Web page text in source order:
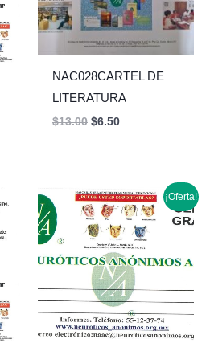
NAC028CARTEL DE
LITERATURA
$13.00 $6.50
¡Oferta!
Original
price
was:
$5.00.
Current
price
is:
$2.50.